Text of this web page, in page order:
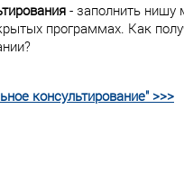
- заполнить нишу
программах. Как
консультирование" >>>